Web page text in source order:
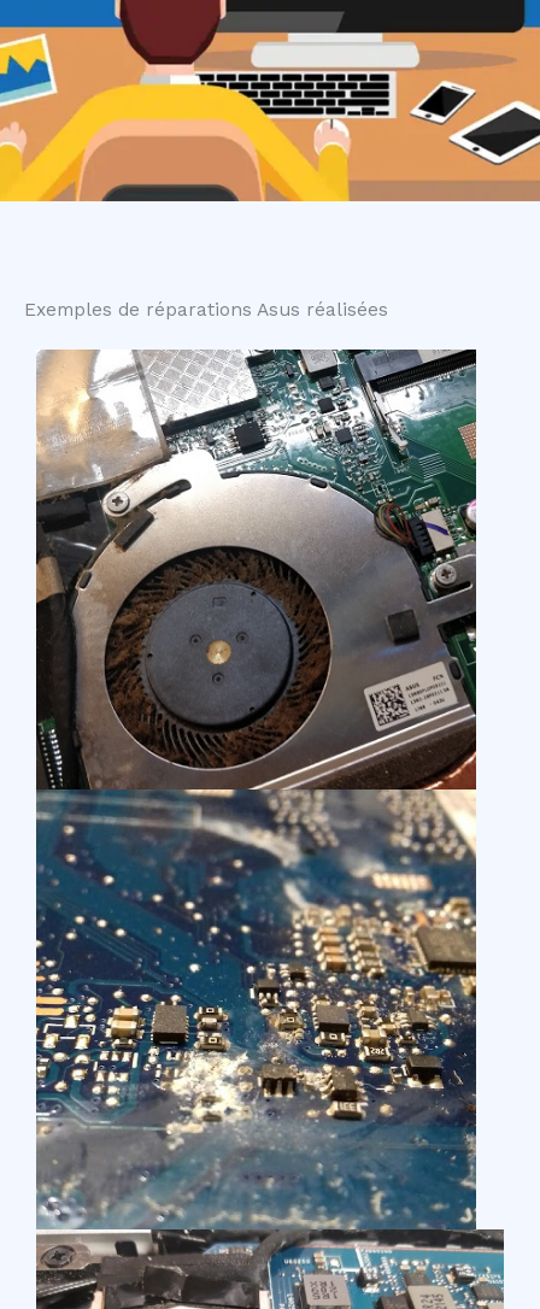
Exemples de réparations Asus réalisées